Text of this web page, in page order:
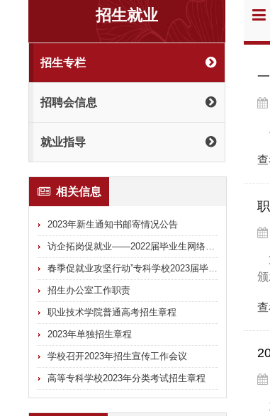
招生就业
招生专栏
招聘会信息
就业指导
相关信息
2023年新生通知书邮寄情况公告
访企拓岗促就业——2022届毕业生网络招聘会
春季促就业攻坚行动”专科学校2023届毕业生网络双选会
招生办公室工作职责
职业技术学院普通高考招生章程
2023年单独招生章程
学校召开2023年招生宣传工作会议
高等专科学校2023年分类考试招生章程